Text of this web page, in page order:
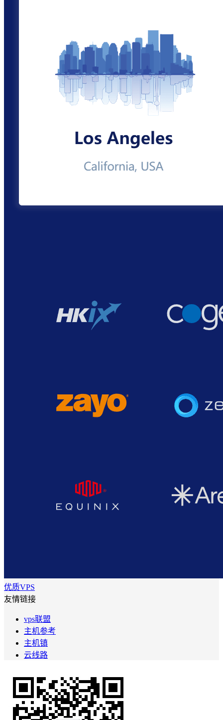
优质VPS
友情链接
vps联盟
主机参考
主机镇
云线路